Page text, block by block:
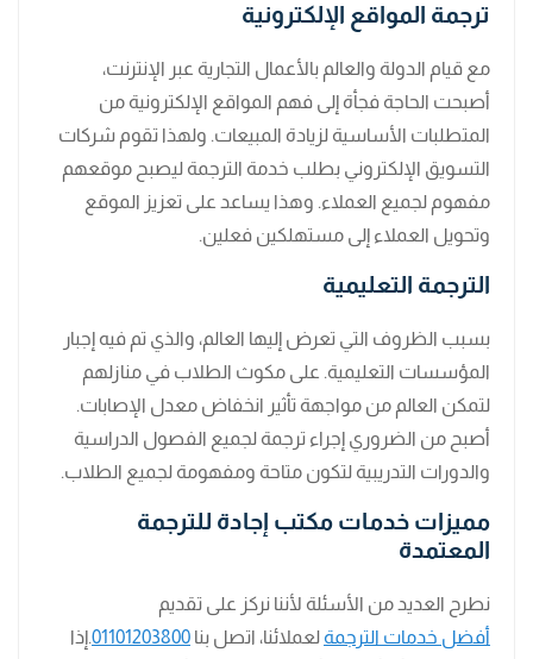
ترجمة المواقع الإلكترونية
مع قيام الدولة والعالم بالأعمال التجارية عبر الإنترنت،
أصبحت الحاجة فجأة إلى فهم المواقع الإلكترونية من
المتطلبات الأساسية لزيادة المبيعات. ولهذا تقوم شركات
التسويق الإلكتروني بطلب خدمة الترجمة ليصبح موقعهم
مفهوم لجميع العملاء. وهذا يساعد على تعزيز الموقع
وتحويل العملاء إلى مستهلكين فعلين.
الترجمة التعليمية
بسبب الظروف التي تعرض إليها العالم، والذي تم فيه إجبار
المؤسسات التعليمية. على مكوث الطلاب في منازلهم
لتمكن العالم من مواجهة تأثير انخفاض معدل الإصابات.
أصبح من الضروري إجراء ترجمة لجميع الفصول الدراسية
والدورات التدريبية لتكون متاحة ومفهومة لجميع الطلاب.
مميزات خدمات مكتب إجادة للترجمة
المعتمدة
نطرح العديد من الأسئلة لأننا نركز على تقديم
أفضل خدمات الترجمة لعملائنا، اتصل بنا 01101203800
.إذا